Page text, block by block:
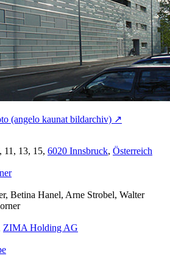
(angelo kaunat bildarchiv) ↗
11, 13, 15, 6020 Innsbruck, Österreich
Betina Hanel, Arne Strobel, Walter
ZIMA Holding AG